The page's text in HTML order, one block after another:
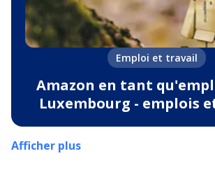
Emploi et travail
Amazon en tant
Luxembourg - emplois
Afficher plus